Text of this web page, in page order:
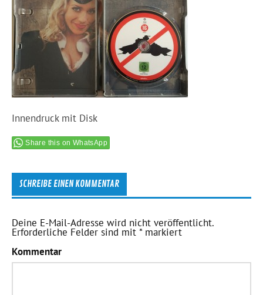
Innendruck mit Disk
Share this on WhatsApp
SCHREIBE EINEN KOMMENTAR
Deine E-Mail-Adresse wird nicht veröffentlicht.
Erforderliche Felder sind mit*markiert
Kommentar